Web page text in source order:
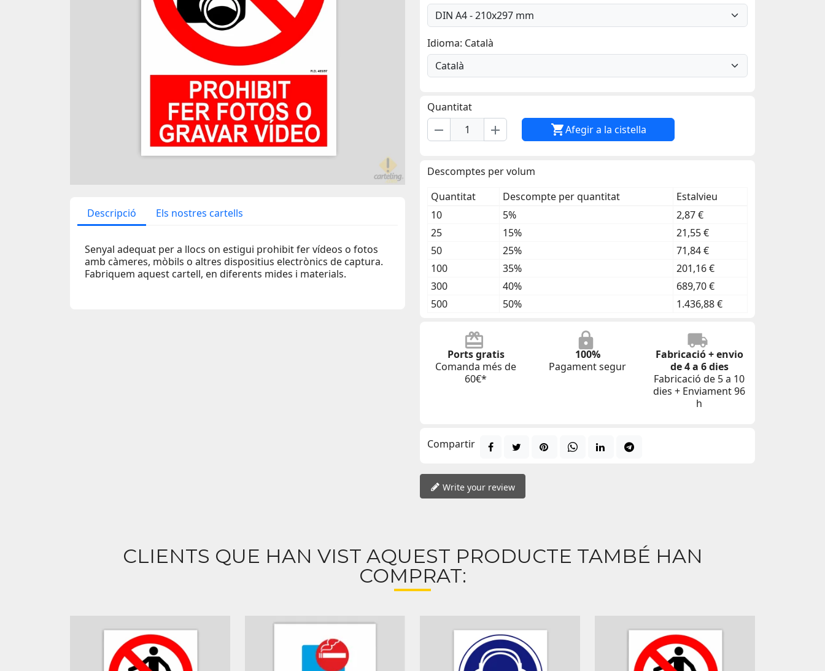
Descripció Els nostres cartells
Senyal adequat per a llocs on estigui prohibit fer vídeos o fotos
amb càmeres, mòbils o altres dispositius electrònics de captura.
Fabriquem aquest cartell, en diferents mides i materials.
Idioma: Català
Quantitat
remove add Afegir a la cistella
Descomptes per volum
Quantitat
Descompte per quantitat
Estalvieu
10
5%
2,87 €
25
15%
21,55 €
50
25%
71,84 €
100
35%
201,16 €
300
40%
689,70 €
500
50% 1.436,88 €
Ports gratis
Comanda més de
60€*
100%
Pagament segur
Fabricació + envio
de 4 a 6 dies
Fabricació de 5 a 10
dies + Enviament 96
h
Compartir
Write your review
CLIENTS QUE HAN VIST AQUEST PRODUCTE TAMBÉ HAN
COMPRAT: